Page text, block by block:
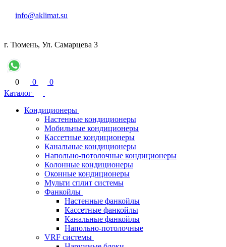
info@aklimat.su
г. Тюмень, Ул. Самарцева 3
0 0
0
Каталог
Кондиционеры
Настенные кондиционеры
Мобильные кондиционеры
Кассетные кондиционеры
Канальные кондиционеры
Напольно-потолочные кондиционеры
Колонные кондиционеры
Оконные кондиционеры
Мульти сплит системы
Фанкойлы
Настенные фанкойлы
Кассетные фанкойлы
Канальные фанкойлы
Напольно-потолочные
VRF системы